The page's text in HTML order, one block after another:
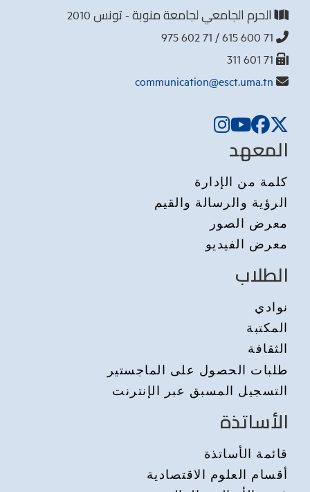
الحرم الجامعي لجامعة منوبة - تونس 2010
communication@esct.uma.tn
المعهد
كلمة من الإدارة
الرؤية والرسالة والقيم
معرض الصور
معرض الفيديو
الطلاب
نوادي
المكتبة
الثقافة
طلبات الحصول على الماجستير
التسجيل المسبق عبر الإنترنت
الأساتذة
قائمة الأساتذة
أقسام العلوم الاقتصادية